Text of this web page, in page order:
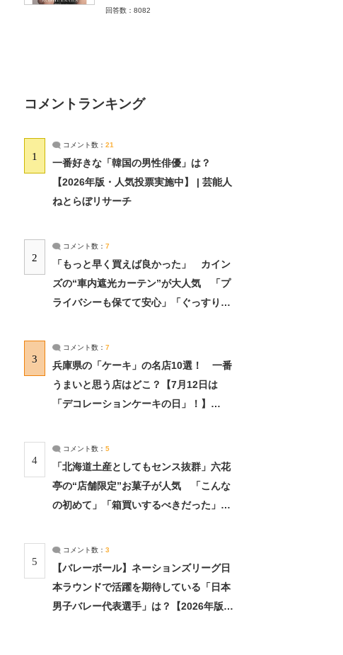
回答数：8082
コメントランキング
1
コメント数： 21
一番好きな「韓国の男性俳優」は？
【2026年版・人気投票実施中】 | 芸能人
ねとらぼリサーチ
2
コメント数： 7
「もっと早く買えば良かった」 カイン
ズの“車内遮光カーテン”が大人気 「プ
ライバシーも保てて安心」「ぐっすり眠
3
コメント数： 7
兵庫県の「ケーキ」の名店10選！ 一番
うまいと思う店はどこ？【7月12日は
「デコレーションケーキの日」！】
4
コメント数： 5
「北海道土産としてもセンス抜群」六花
亭の“店舗限定”お菓子が人気 「こんな
の初めて」「箱買いするべきだった」
5
コメント数： 3
【バレーボール】ネーションズリーグ日
本ラウンドで活躍を期待している「日本
男子バレー代表選手」は？【2026年版・